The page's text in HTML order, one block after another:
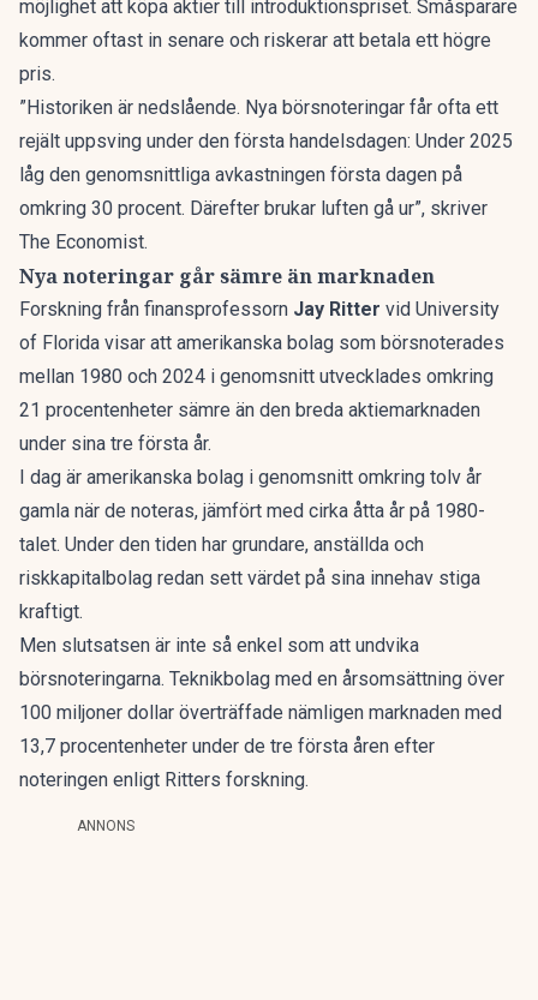
möjlighet att köpa aktier till introduktionspriset. Småsparare
kommer oftast in senare och riskerar att betala ett högre
pris.
”Historiken är nedslående. Nya börsnoteringar får ofta ett
rejält uppsving under den första handelsdagen: Under 2025
låg den genomsnittliga avkastningen första dagen på
omkring 30 procent. Därefter brukar luften gå ur”, skriver
The Economist.
Nya noteringar går sämre än marknaden
Forskning från finansprofessorn Jay Ritter vid University
of Florida visar att amerikanska bolag som börsnoterades
mellan 1980 och 2024 i genomsnitt utvecklades omkring
21 procentenheter sämre än den breda aktiemarknaden
under sina tre första år.
I dag är amerikanska bolag i genomsnitt omkring tolv år
gamla när de noteras, jämfört med cirka åtta år på 1980-
talet. Under den tiden har grundare, anställda och
riskkapitalbolag redan sett värdet på sina innehav stiga
kraftigt.
Men slutsatsen är inte så enkel som att undvika
börsnoteringarna. Teknikbolag med en årsomsättning över
100 miljoner dollar överträffade nämligen marknaden med
13,7 procentenheter under de tre första åren efter
noteringen enligt Ritters forskning.
ANNONS